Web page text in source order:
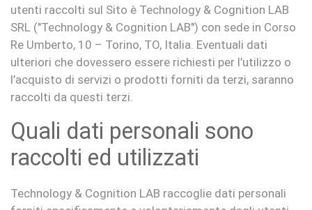
utenti raccolti sul Sito è Technology & Cognition LAB
SRL ("Technology & Cognition LAB") con sede in Corso
Re Umberto, 10 – Torino, TO, Italia. Eventuali dati
ulteriori che dovessero essere richiesti per l’utilizzo o
l’acquisto di servizi o prodotti forniti da terzi, saranno
raccolti da questi terzi.
Quali dati personali sono
raccolti ed utilizzati
Technology & Cognition LAB raccoglie dati personali